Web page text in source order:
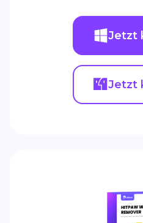
Jetzt
Jetzt